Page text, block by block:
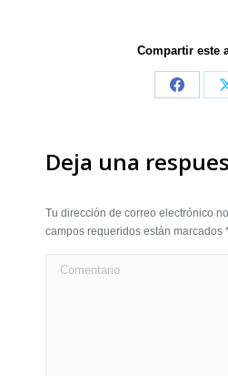
Compartir este
Share
Deja una
Tu dirección de correo electrónico
campos requeridos están marcados
Comentario